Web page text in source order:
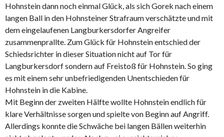
Hohnstein dann noch einmal Glück, als sich Gorek nach einem
langen Ball in den Hohnsteiner Strafraum verschätzte und mit
dem eingelaufenen Langburkersdorfer Angreifer
zusammenprallte. Zum Glück für Hohnstein entschied der
Schiedsrichter in dieser Situation nicht auf Tor für
Langburkersdorf sondern auf Freistoß für Hohnstein. So ging
es mit einem sehr unbefriedigenden Unentschieden für
Hohnstein in die Kabine.
Mit Beginn der zweiten Hälfte wollte Hohnstein endlich für
klare Verhältnisse sorgen und spielte von Beginn auf Angriff.
Allerdings konnte die Schwäche bei langen Bällen weiterhin